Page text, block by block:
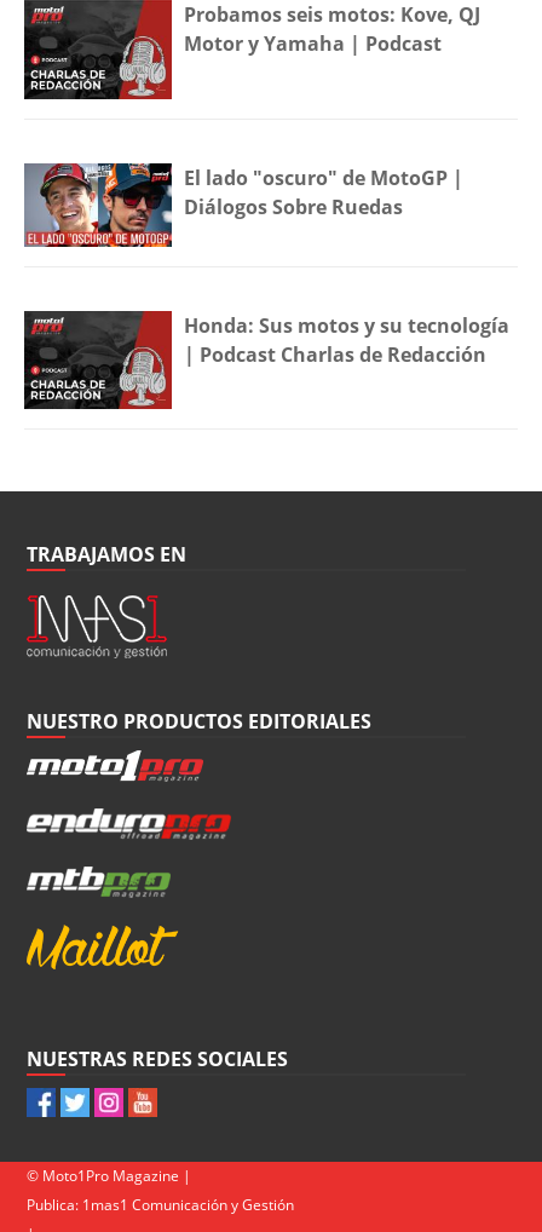
Probamos seis motos: Kove, QJ
Motor y Yamaha | Podcast
El lado "oscuro" de MotoGP |
Diálogos Sobre Ruedas
Honda: Sus motos y su tecnología
| Podcast Charlas de Redacción
TRABAJAMOS EN
NUESTRO PRODUCTOS EDITORIALES
NUESTRAS REDES SOCIALES
© Moto1Pro Magazine |
Publica: 1mas1 Comunicación y Gestión